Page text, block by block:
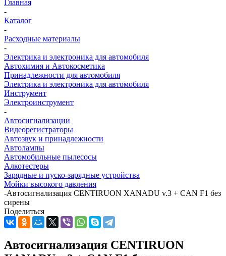
Главная
-
Каталог
-
Расходные материалы
-
Электрика и электроника для автомобиля
Автохимия и Автокосметика
Принадлежности для автомобиля
Электрика и электроника для автомобиля
Инструмент
Электроинструмент
-
Автосигнализации
Видеорегистраторы
Автозвук и принадлежности
Автолампы
Автомобильные пылесосы
Алкотестеры
Зарядные и пуско-зарядные устройства
Мойки высокого давления
-Автосигнализация CENTIRUON XANADU v.3 + CAN F1 без
сирены
Поделиться
Автосигнализация CENTIRUON